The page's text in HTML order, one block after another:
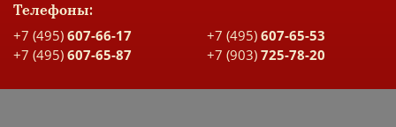
Телефоны:
+7 (495) 607-66-17 +7 (495) 607-65-53
+7 (495) 607-65-87 +7 (903) 725-78-20